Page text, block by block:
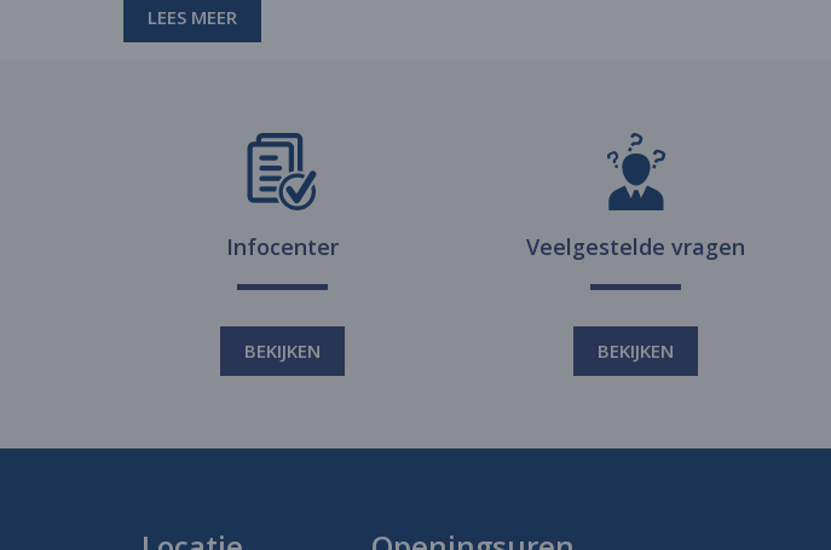
LEES MEER
Infocenter
BEKIJKEN
Veelgestelde vragen
BEKIJKEN